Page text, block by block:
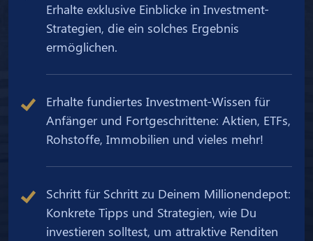
Erhalte exklusive Einblicke in Investment-
Strategien, die ein solches Ergebnis
ermöglichen.
Erhalte fundiertes Investment-Wissen für
Anfänger und Fortgeschrittene: Aktien, ETFs,
Rohstoffe, Immobilien und vieles mehr!
Schritt für Schritt zu Deinem Millionendepot:
Konkrete Tipps und Strategien, wie Du
investieren solltest, um attraktive Renditen